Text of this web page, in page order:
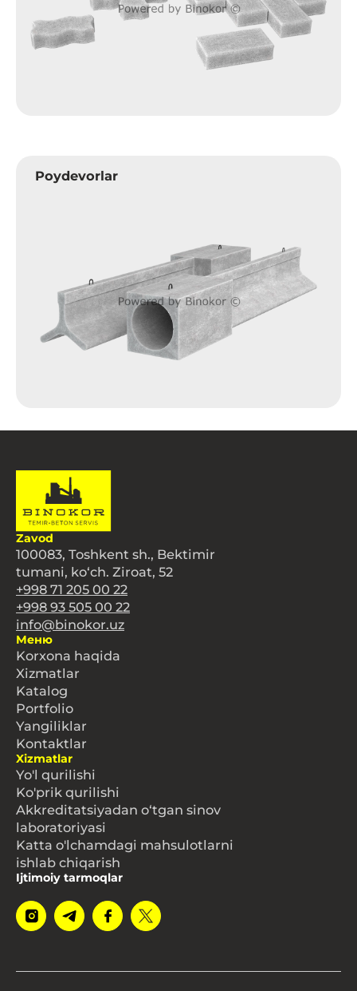
Poydevorlar
Zavod
100083, Toshkent sh., Bektimir
tumani, ko‘ch. Ziroat, 52
+998 71 205 00 22
+998 93 505 00 22
info@binokor.uz
Меню
Korxona haqida
Xizmatlar
Katalog
Portfolio
Yangiliklar
Kontaktlar
Xizmatlar
Yo'l qurilishi
Ko'prik qurilishi
Akkreditatsiyadan o‘tgan sinov
laboratoriyasi
Katta o'lchamdagi mahsulotlarni
ishlab chiqarish
Ijtimoiy tarmoqlar